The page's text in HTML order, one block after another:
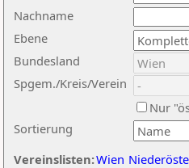
Nachname
Ebene
Sortierung
Bundesland
Spgem./Kreis/Verein
Nur
Vereinslisten:Wien